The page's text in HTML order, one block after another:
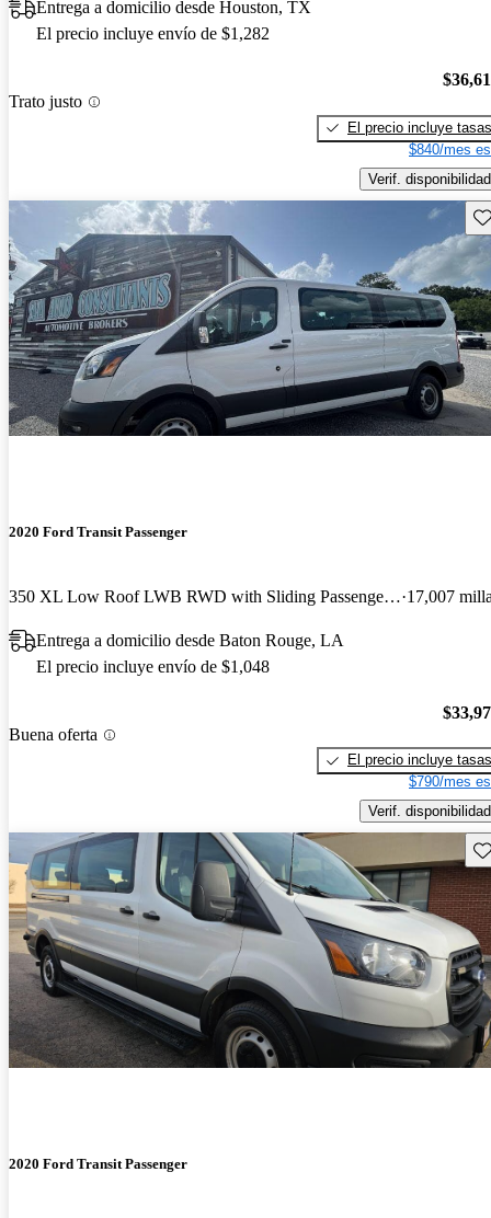
Entrega a domicilio desde Houston, TX
El precio incluye envío de $1,282
Trato justo
El precio incluye tasas
$840/mes
Verif. disponibilidad
2020 Ford Transit Passenger
350 XL Low Roof LWB RWD with Sliding Passenger-Side Door 17,007
Entrega a domicilio desde Baton Rouge, LA
El precio incluye envío de $1,048
Buena oferta
El precio incluye tasas
$790/mes
Verif. disponibilidad
2020 Ford Transit Passenger